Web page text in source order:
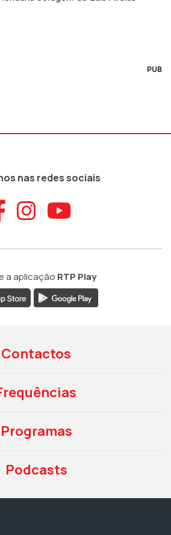
PUB
nas redes sociais
Aceder ao
Aceder ao
Aceder
a aplicação RTP Play
Contactos
Programas
Podcasts